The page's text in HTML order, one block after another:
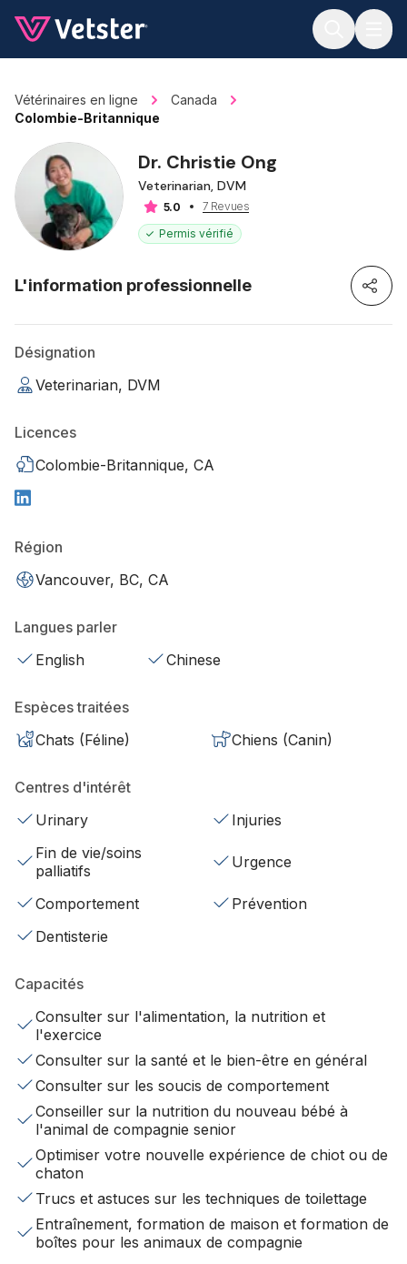
Vétérinaires en ligne
Canada
Colombie-Britannique
Dr. Christie Ong
Veterinarian, DVM
5.0
7 Revues
Permis vérifié
L'information professionnelle
Désignation
Veterinarian, DVM
Licences
Colombie-Britannique, CA
Région
Vancouver, BC, CA
Langues parler
English
Chinese
Espèces traitées
Chats (Féline)
Chiens (Canin)
Centres d'intérêt
Urinary
Injuries
Fin de vie/soins
palliatifs
Urgence
Comportement
Prévention
Dentisterie
Capacités
Consulter sur l'alimentation, la nutrition et
l'exercice
Consulter sur la santé et le bien-être en général
Consulter sur les soucis de comportement
Conseiller sur la nutrition du nouveau bébé à
l'animal de compagnie senior
Optimiser votre nouvelle expérience de chiot ou de
chaton
Trucs et astuces sur les techniques de toilettage
Entraînement, formation de maison et formation de
boîtes pour les animaux de compagnie